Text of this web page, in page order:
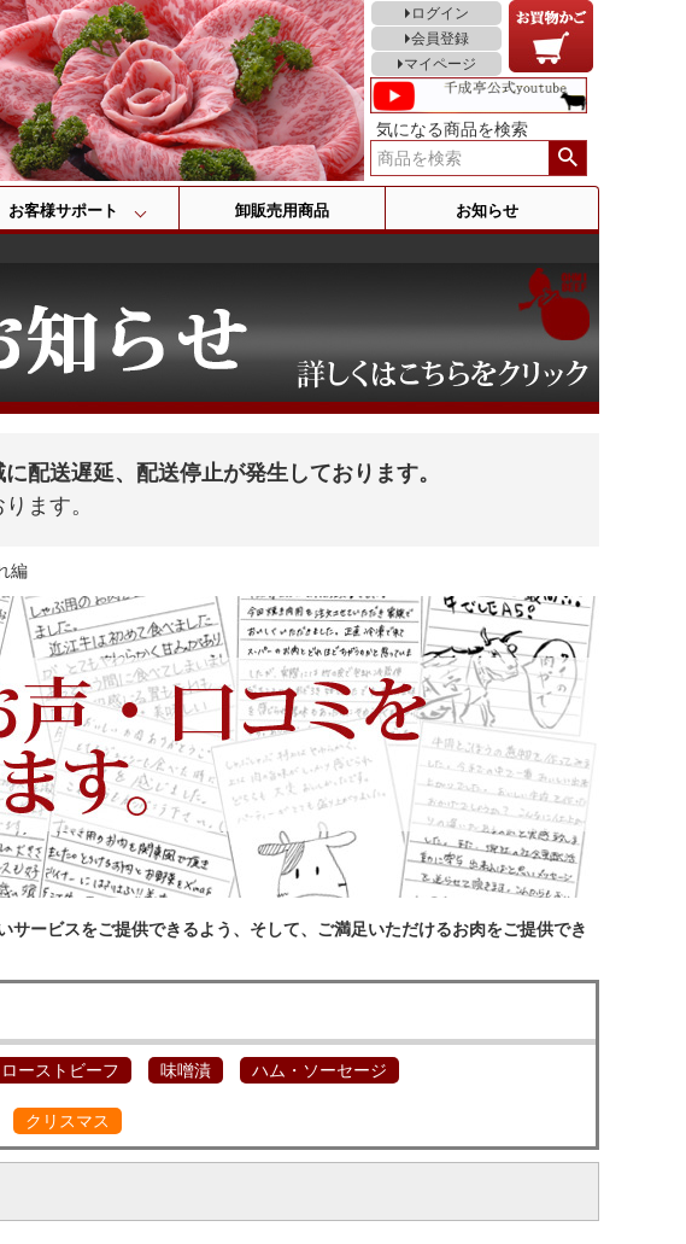
ログイン
会員登録
マイページ
気になる商品を検索
お客様サポート 卸販売用商品 お知らせ
配送遅延、配送停止が発生しております。
ます。
編
ービスをご提供できるよう、そして、ご満足いただけるお肉をご提供でき
ローストビーフ 味噌漬 ハム・ソーセージ
クリスマス